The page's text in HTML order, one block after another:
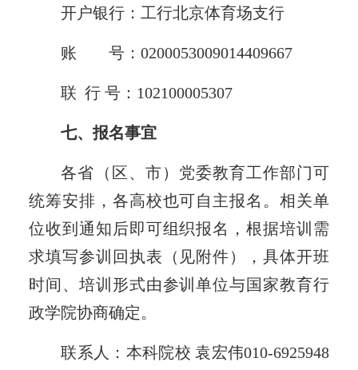
开户银行：工行北京体育场支行
账 号：0200053009014409667
联 行 号：102100005307
七、报名事宜
各省（区、市）党委教育工作部门可
统筹安排，各高校也可自主报名。相关单
位收到通知后即可组织报名，根据培训需
求填写参训回执表（见附件），具体开班
时间、培训形式由参训单位与国家教育行
政学院协商确定。
联系人：本科院校 袁宏伟010-6925948